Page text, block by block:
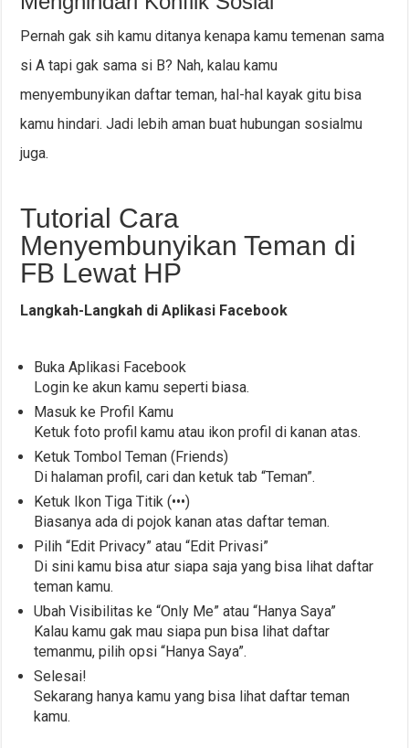
Pernah gak sih kamu ditanya kenapa kamu temenan sama
si A tapi gak sama si B? Nah, kalau kamu
menyembunyikan daftar teman, hal-hal kayak gitu bisa
kamu hindari. Jadi lebih aman buat hubungan sosialmu
juga.
Tutorial Cara
Menyembunyikan Teman di
FB Lewat HP
Langkah-Langkah di Aplikasi Facebook
Buka Aplikasi Facebook
Login ke akun kamu seperti biasa.
Masuk ke Profil Kamu
Ketuk foto profil kamu atau ikon profil di kanan atas.
Ketuk Tombol Teman (Friends)
Di halaman profil, cari dan ketuk tab “Teman”.
Ketuk Ikon Tiga Titik (•••)
Biasanya ada di pojok kanan atas daftar teman.
Pilih “Edit Privacy” atau “Edit Privasi”
Di sini kamu bisa atur siapa saja yang bisa lihat daftar
teman kamu.
Ubah Visibilitas ke “Only Me” atau “Hanya Saya”
Kalau kamu gak mau siapa pun bisa lihat daftar
temanmu, pilih opsi “Hanya Saya”.
Selesai!
Sekarang hanya kamu yang bisa lihat daftar teman
kamu.